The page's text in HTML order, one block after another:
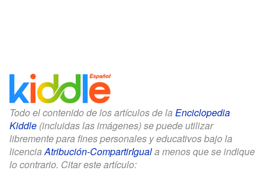
Todo el contenido de los artículos de la Enciclopedia
Kiddle (incluidas las imágenes) se puede utilizar
libremente para fines personales y educativos bajo la
licenciaAtribución-CompartirIguala menos que se indique
lo contrario. Citar este artículo: